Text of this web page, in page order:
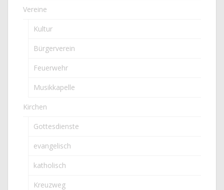
Vereine
Kultur
Bürgerverein
Feuerwehr
Musikkapelle
Kirchen
Gottesdienste
evangelisch
katholisch
Kreuzweg